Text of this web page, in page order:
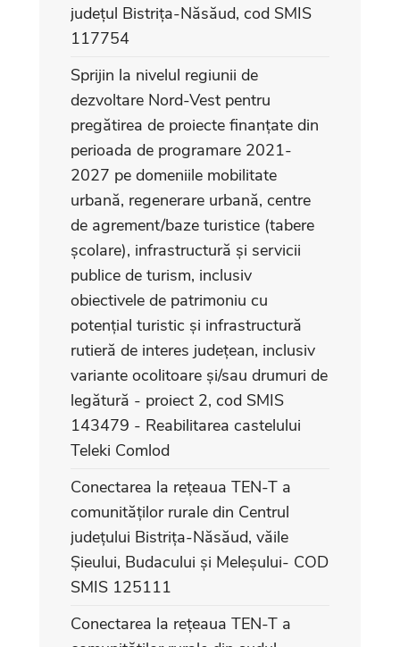
județul Bistrița-Năsăud, cod SMIS
117754
Sprijin la nivelul regiunii de
dezvoltare Nord-Vest pentru
pregătirea de proiecte finanțate din
perioada de programare 2021-
2027 pe domeniile mobilitate
urbană, regenerare urbană, centre
de agrement/baze turistice (tabere
școlare), infrastructură și servicii
publice de turism, inclusiv
obiectivele de patrimoniu cu
potențial turistic și infrastructură
rutieră de interes județean, inclusiv
variante ocolitoare și/sau drumuri de
legătură - proiect 2, cod SMIS
143479 - Reabilitarea castelului
Teleki Comlod
Conectarea la rețeaua TEN-T a
comunităților rurale din Centrul
județului Bistrița-Năsăud, văile
Șieului, Budacului și Meleșului- COD
SMIS 125111
Conectarea la rețeaua TEN-T a